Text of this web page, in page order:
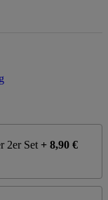
2er Set + 8,90 €